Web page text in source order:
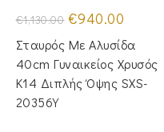
€1,130.00 Original
price
was:
€1,130.00.
€940.00
τιμή
είναι:
€940.00.
Σταυρός Με Αλυσίδα
40cm Γυναικείος Χρυσός
Κ14 Διπλής Όψης SXS-
20356Y